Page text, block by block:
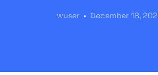
wuser December 18,